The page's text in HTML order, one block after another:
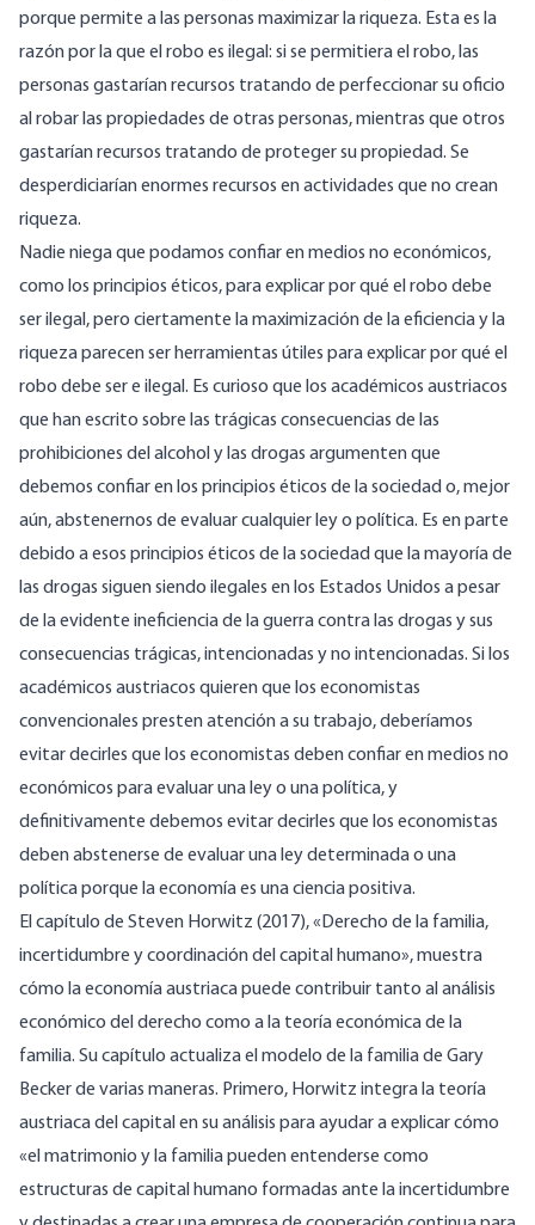
porque permite a las personas maximizar la riqueza. Esta es la
razón por la que el robo es ilegal: si se permitiera el robo, las
personas gastarían recursos tratando de perfeccionar su oficio
al robar las propiedades de otras personas, mientras que otros
gastarían recursos tratando de proteger su propiedad. Se
desperdiciarían enormes recursos en actividades que no crean
riqueza.
Nadie niega que podamos confiar en medios no económicos,
como los principios éticos, para explicar por qué el robo debe
ser ilegal, pero ciertamente la maximización de la eficiencia y la
riqueza parecen ser herramientas útiles para explicar por qué el
robo debe ser e ilegal. Es curioso que los académicos austriacos
que han escrito sobre las trágicas consecuencias de las
prohibiciones del alcohol y las drogas argumenten que
debemos confiar en los principios éticos de la sociedad o, mejor
aún, abstenernos de evaluar cualquier ley o política. Es en parte
debido a esos principios éticos de la sociedad que la mayoría de
las drogas siguen siendo ilegales en los Estados Unidos a pesar
de la evidente ineficiencia de la guerra contra las drogas y sus
consecuencias trágicas, intencionadas y no intencionadas. Si los
académicos austriacos quieren que los economistas
convencionales presten atención a su trabajo, deberíamos
evitar decirles que los economistas deben confiar en medios no
económicos para evaluar una ley o una política, y
definitivamente debemos evitar decirles que los economistas
deben abstenerse de evaluar una ley determinada o una
política porque la economía es una ciencia positiva.
El capítulo de Steven Horwitz (2017), «Derecho de la familia,
incertidumbre y coordinación del capital humano», muestra
cómo la economía austriaca puede contribuir tanto al análisis
económico del derecho como a la teoría económica de la
familia. Su capítulo actualiza el modelo de la familia de Gary
Becker de varias maneras. Primero, Horwitz integra la teoría
austriaca del capital en su análisis para ayudar a explicar cómo
«el matrimonio y la familia pueden entenderse como
estructuras de capital humano formadas ante la incertidumbre